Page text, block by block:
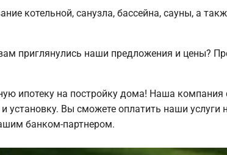
котельной, санузла, бассейна, сауны, а
приглянулись наши предложения и цены?
ипотеку на постройку дома! Наша компания
установку. Вы сможете оплатить наши услуги
банком-партнером.